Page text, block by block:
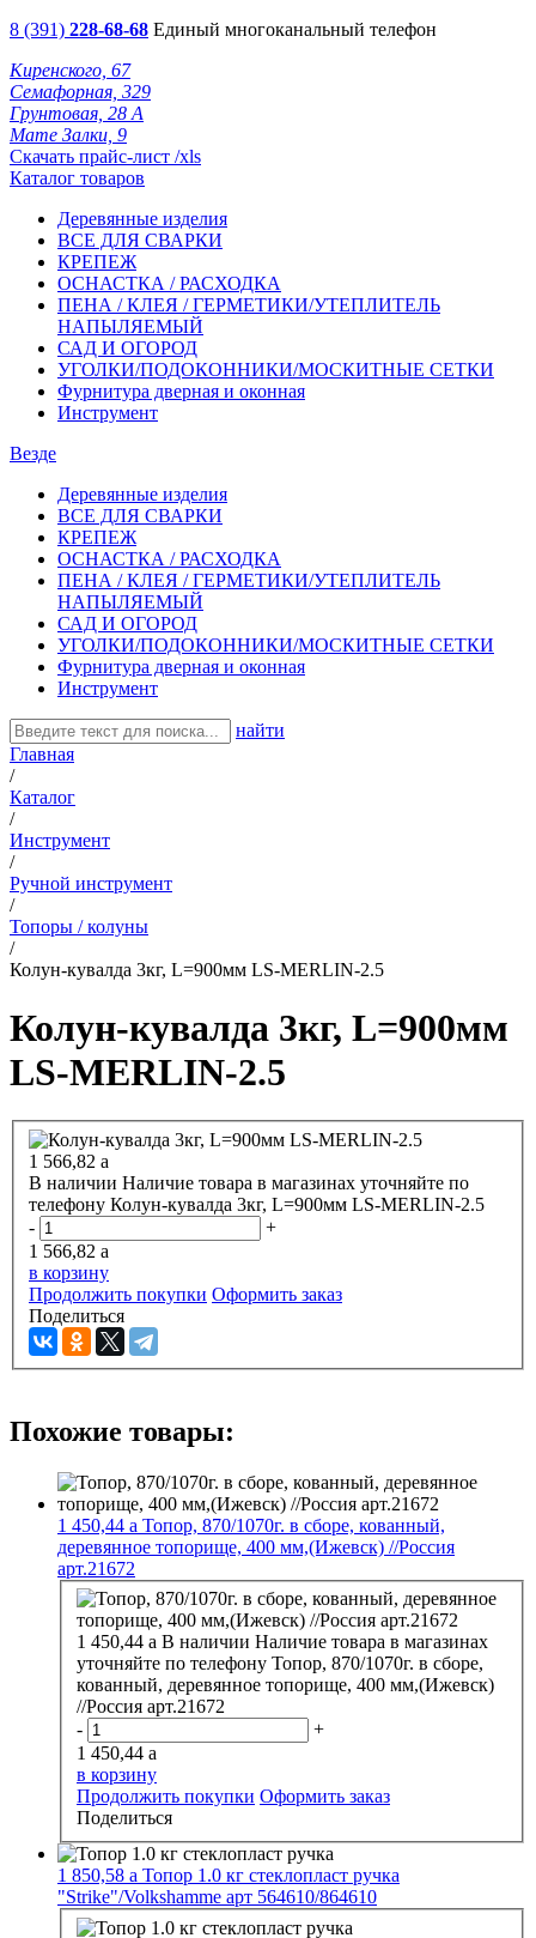
8 (391) 228-68-68 Единый многоканальный телефон
Киренского, 67
Семафорная, 329
Грунтовая, 28 А
Мате Залки, 9
Скачать прайс-лист /xls
Каталог товаров
Деревянные изделия
ВСЕ ДЛЯ СВАРКИ
КРЕПЕЖ
ОСНАСТКА / РАСХОДКА
ПЕНА / КЛЕЯ / ГЕРМЕТИКИ/УТЕПЛИТЕЛЬ
НАПЫЛЯЕМЫЙ
САД И ОГОРОД
УГОЛКИ/ПОДОКОННИКИ/МОСКИТНЫЕ СЕТКИ
Фурнитура дверная и оконная
Инструмент
Везде
Деревянные изделия
ВСЕ ДЛЯ СВАРКИ
КРЕПЕЖ
ОСНАСТКА / РАСХОДКА
ПЕНА / КЛЕЯ / ГЕРМЕТИКИ/УТЕПЛИТЕЛЬ
НАПЫЛЯЕМЫЙ
САД И ОГОРОД
УГОЛКИ/ПОДОКОННИКИ/МОСКИТНЫЕ СЕТКИ
Фурнитура дверная и оконная
Инструмент
найти
Главная
/
Каталог
/
Инструмент
/
Ручной инструмент
/
Топоры / колуны
/
Колун-кувалда 3кг, L=900мм LS-MERLIN-2.5
Колун-кувалда 3кг, L=900мм
LS-MERLIN-2.5
1 566,82 a
В наличии Наличие товара в магазинах уточняйте по
телефону
Колун-кувалда 3кг, L=900мм LS-MERLIN-2.5
-
+
1 566,82 a
в корзину
Продолжить покупки Оформить заказ
Поделиться
Похожие товары:
1 450,44 a Топор, 870/1070г. в сборе, кованный,
деревянное топорище, 400 мм,(Ижевск) //Россия
арт.21672
1 450,44 a В наличии Наличие товара в магазинах
уточняйте по телефону Топор, 870/1070г. в сборе,
кованный, деревянное топорище, 400 мм,(Ижевск)
//Россия арт.21672
-
+
1 450,44 a
в корзину
Продолжить покупки Оформить заказ
Поделиться
1 850,58 a Топор 1.0 кг стеклопласт ручка
"Strike"/Volkshamme арт 564610/864610